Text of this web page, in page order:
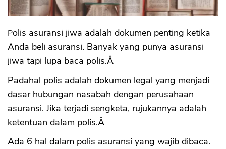
Polis asuransi jiwa adalah dokumen penting ketika
Anda beli asuransi. Banyak yang punya asuransi
jiwa tapi lupa baca polis.Â
Padahal polis adalah dokumen legal yang menjadi
dasar hubungan nasabah dengan perusahaan
asuransi. Jika terjadi sengketa, rujukannya adalah
ketentuan dalam polis.Â
Ada 6 hal dalam polis asuransi yang wajib dibaca.